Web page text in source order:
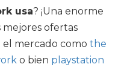
usa? ¡Una enorme
mejores ofertas
mercado como the
o bien playstation